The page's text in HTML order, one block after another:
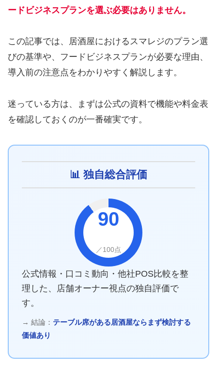
ードビジネスプランを選ぶ必要はありません。
この記事では、居酒屋におけるスマレジのプラン選
びの基準や、フードビジネスプランが必要な理由、
導入前の注意点をわかりやすく解説します。
迷っている方は、まずは公式の資料で機能や料金表
を確認しておくのが一番確実です。
📊 独自総合評価
90
／100点
公式情報・口コミ動向・他社POS比較を整
理した、店舗オーナー視点の独自評価で
す。
→ 結論： テーブル席がある居酒屋ならまず検討する
価値あり